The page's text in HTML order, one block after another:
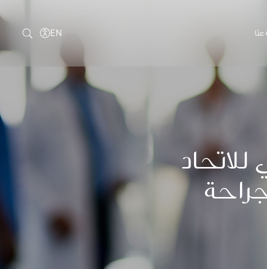
عنّا EN
للاتحاد